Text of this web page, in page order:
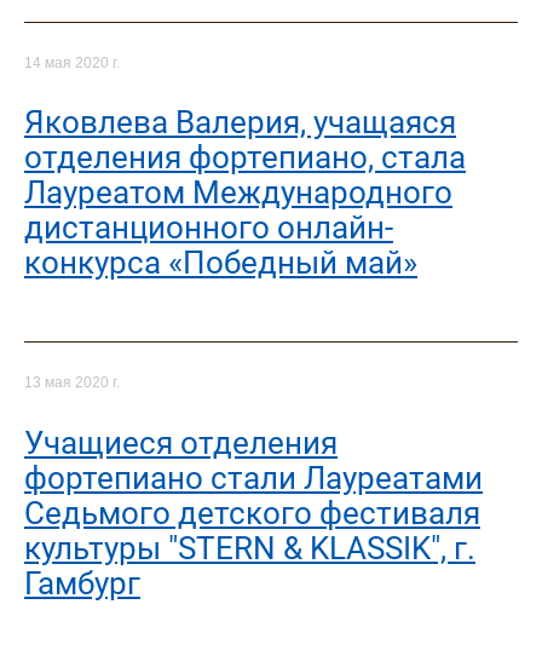
14 мая 2020 г.
Яковлева Валерия, учащаяся
отделения фортепиано, стала
Лауреатом Международного
дистанционного онлайн-
конкурса «Победный май»
13 мая 2020 г.
Учащиеся отделения
фортепиано стали Лауреатами
Седьмого детского фестиваля
культуры "STERN & KLASSIK", г.
Гамбург